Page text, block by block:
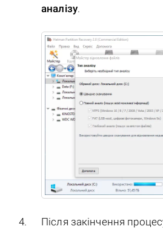
аналізу.
Після закінчення